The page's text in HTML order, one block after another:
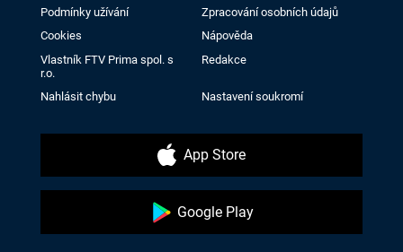
Podmínky užívání
Zpracování osobních údajů
Cookies
Nápověda
Vlastník FTV Prima spol. s
r.o.
Redakce
Nahlásit chybu Nastavení soukromí
App Store
Google Play